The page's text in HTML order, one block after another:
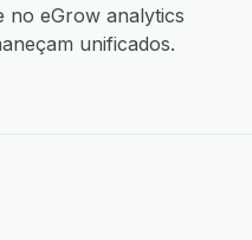
no eGrow analytics
unificados.